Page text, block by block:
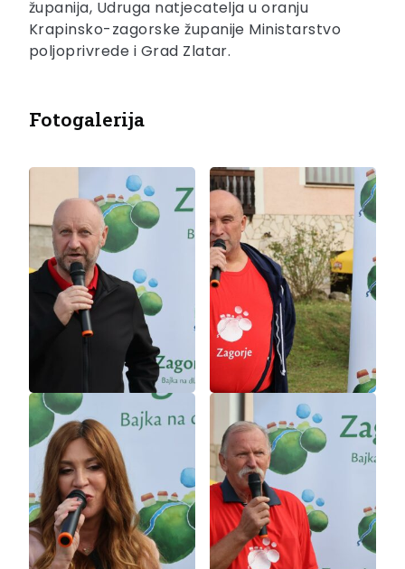
županija, Udruga natjecatelja u oranju
Krapinsko-zagorske županije Ministarstvo
poljoprivrede i Grad Zlatar.
Fotogalerija